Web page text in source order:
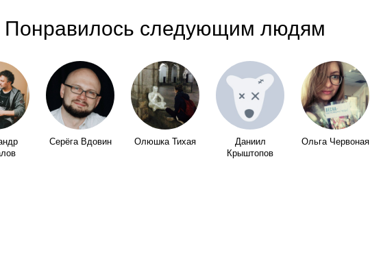
Понравилось следующим людям
Серёга Вдовин Олюшка Тихая
Даниил
Крыштопов
Ольга Червоная